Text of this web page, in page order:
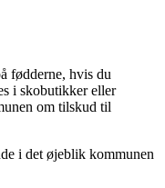
fødderne, hvis du
i skobutikker eller
om tilskud til
i det øjeblik kommunen